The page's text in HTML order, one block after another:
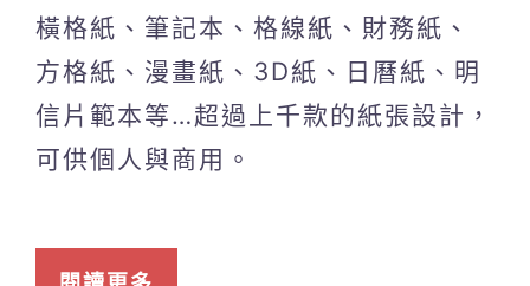
橫格紙、筆記本、格線紙、財務紙、
方格紙、漫畫紙、3D紙、日曆紙、明
信片範本等…超過上千款的紙張設計，
可供個人與商用。